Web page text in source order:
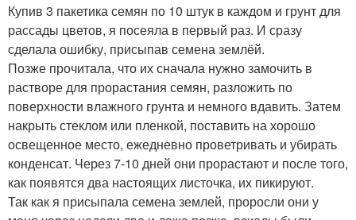
Купив 3 пакетика семян по 10 штук в каждом и грунт для
рассады цветов, я посеяла в первый раз. И сразу
сделала ошибку, присыпав семена землёй.
Позже прочитала, что их сначала нужно замочить в
растворе для прорастания семян, разложить по
поверхности влажного грунта и немного вдавить. Затем
накрыть стеклом или пленкой, поставить на хорошо
освещенное место, ежедневно проветривать и убирать
конденсат. Через 7-10 дней они прорастают и после того,
как появятся два настоящих листочка, их пикируют.
Так как я присыпала семена землей, проросли они у